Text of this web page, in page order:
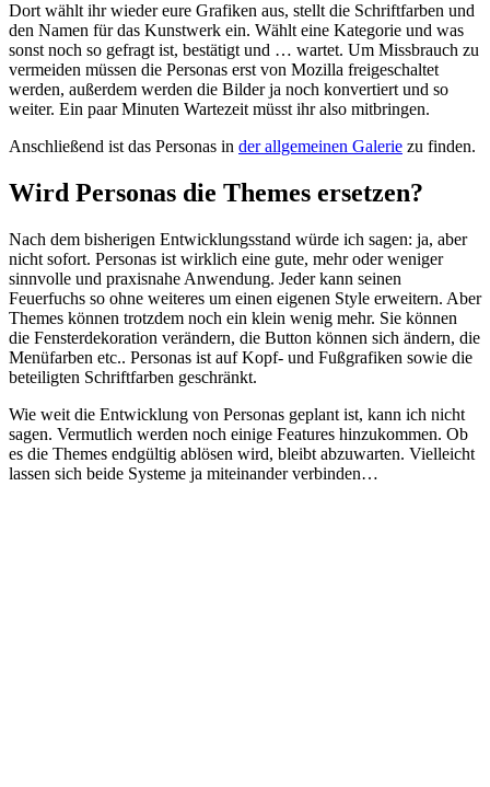
Dort wählt ihr wieder eure Grafiken aus, stellt die Schriftfarben und
den Namen für das Kunstwerk ein. Wählt eine Kategorie und was
sonst noch so gefragt ist, bestätigt und … wartet. Um Missbrauch zu
vermeiden müssen die Personas erst von Mozilla freigeschaltet
werden, außerdem werden die Bilder ja noch konvertiert und so
weiter. Ein paar Minuten Wartezeit müsst ihr also mitbringen.
Anschließend ist das Personas in der allgemeinen Galerie zu finden.
Wird Personas die Themes ersetzen?
Nach dem bisherigen Entwicklungsstand würde ich sagen: ja, aber
nicht sofort. Personas ist wirklich eine gute, mehr oder weniger
sinnvolle und praxisnahe Anwendung. Jeder kann seinen
Feuerfuchs so ohne weiteres um einen eigenen Style erweitern. Aber
Themes können trotzdem noch ein klein wenig mehr. Sie können
die Fensterdekoration verändern, die Button können sich ändern, die
Menüfarben etc.. Personas ist auf Kopf- und Fußgrafiken sowie die
beteiligten Schriftfarben geschränkt.
Wie weit die Entwicklung von Personas geplant ist, kann ich nicht
sagen. Vermutlich werden noch einige Features hinzukommen. Ob
es die Themes endgültig ablösen wird, bleibt abzuwarten. Vielleicht
lassen sich beide Systeme ja miteinander verbinden…